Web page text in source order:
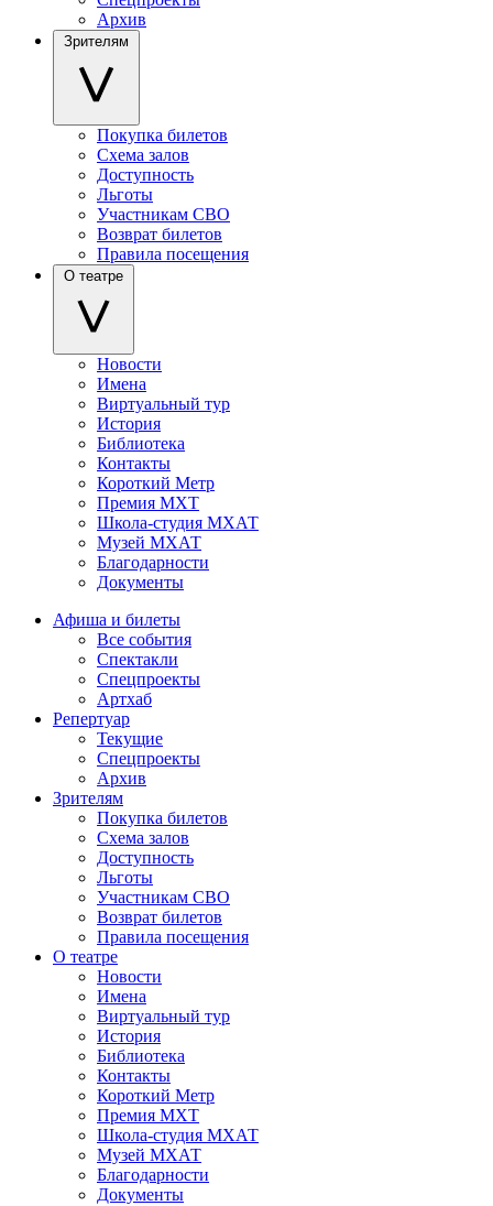
Архив
Зрителям
Покупка билетов
Схема залов
Доступность
Льготы
Участникам СВО
Возврат билетов
Правила посещения
О театре
Новости
Имена
Виртуальный тур
История
Библиотека
Контакты
Короткий Метр
Премия МХТ
Школа-студия МХАТ
Музей МХАТ
Благодарности
Документы
Афиша и билеты
Все события
Спектакли
Спецпроекты
Артхаб
Репертуар
Текущие
Спецпроекты
Архив
Зрителям
Покупка билетов
Схема залов
Доступность
Льготы
Участникам СВО
Возврат билетов
Правила посещения
О театре
Новости
Имена
Виртуальный тур
История
Библиотека
Контакты
Короткий Метр
Премия МХТ
Школа-студия МХАТ
Музей МХАТ
Благодарности
Документы